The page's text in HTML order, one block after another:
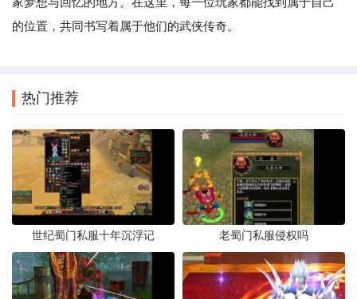
的位置，共同书写着属于他们的武侠传奇。
热门推荐
世纪蜀门私服十年沉浮记 老蜀门私服侵权吗